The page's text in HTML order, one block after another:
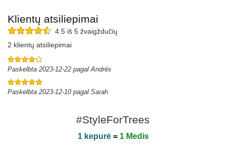
Klientų atsiliepimai
4.5 iš 5 žvaigždučių
2 klientų atsiliepimai
Paskelbta 2023-12-22 pagal Andrés
Paskelbta 2023-12-10 pagal Sarah
#StyleForTrees
1 kepurė= 1 Medis